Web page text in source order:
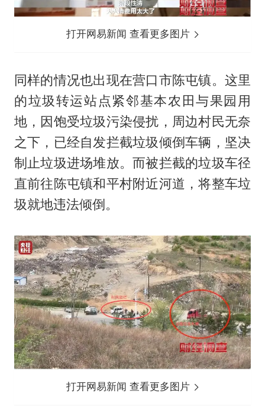
打开网易新闻 查看更多图片
同样的情况也出现在营口市陈屯镇。这里
的垃圾转运站点紧邻基本农田与果园用
地，因饱受垃圾污染侵扰，周边村民无奈
之下，已经自发拦截垃圾倾倒车辆，坚决
制止垃圾进场堆放。而被拦截的垃圾车径
直前往陈屯镇和平村附近河道，将整车垃
圾就地违法倾倒。
打开网易新闻 查看更多图片